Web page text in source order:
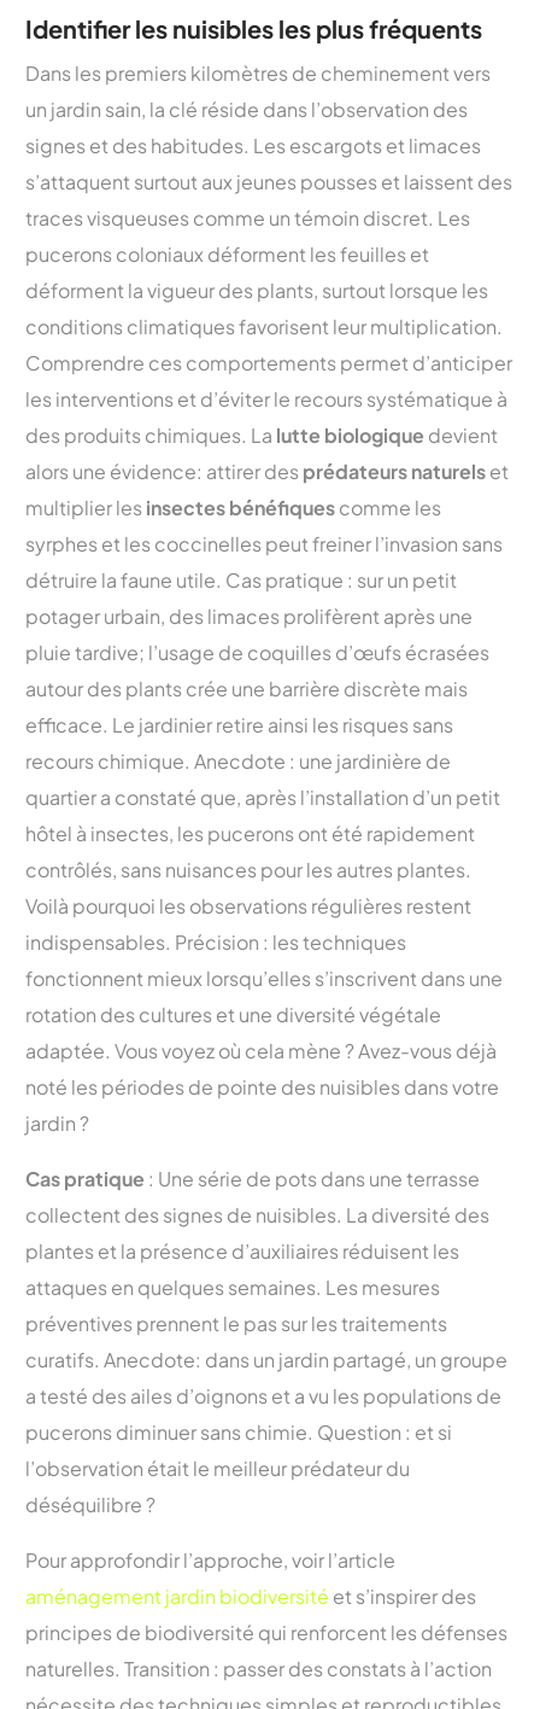
Identifier les nuisibles les plus fréquents
Dans les premiers kilomètres de cheminement vers
un jardin sain, la clé réside dans l’observation des
signes et des habitudes. Les escargots et limaces
s’attaquent surtout aux jeunes pousses et laissent des
traces visqueuses comme un témoin discret. Les
pucerons coloniaux déforment les feuilles et
déforment la vigueur des plants, surtout lorsque les
conditions climatiques favorisent leur multiplication.
Comprendre ces comportements permet d’anticiper
les interventions et d’éviter le recours systématique à
des produits chimiques. La lutte biologique devient
alors une évidence: attirer desprédateurs naturelset
multiplier lesinsectes bénéfiquescomme les
syrphes et les coccinelles peut freiner l’invasion sans
détruire la faune utile. Cas pratique : sur un petit
potager urbain, des limaces prolifèrent après une
pluie tardive; l’usage de coquilles d’œufs écrasées
autour des plants crée une barrière discrète mais
efficace. Le jardinier retire ainsi les risques sans
recours chimique. Anecdote : une jardinière de
quartier a constaté que, après l’installation d’un petit
hôtel à insectes, les pucerons ont été rapidement
contrôlés, sans nuisances pour les autres plantes.
Voilà pourquoi les observations régulières restent
indispensables. Précision : les techniques
fonctionnent mieux lorsqu’elles s’inscrivent dans une
rotation des cultures et une diversité végétale
adaptée. Vous voyez où cela mène ? Avez-vous déjà
noté les périodes de pointe des nuisibles dans votre
jardin ?
Cas pratique : Une série de pots dans une terrasse
collectent des signes de nuisibles. La diversité des
plantes et la présence d’auxiliaires réduisent les
attaques en quelques semaines. Les mesures
préventives prennent le pas sur les traitements
curatifs. Anecdote: dans un jardin partagé, un groupe
a testé des ailes d’oignons et a vu les populations de
pucerons diminuer sans chimie. Question : et si
l’observation était le meilleur prédateur du
déséquilibre ?
Pour approfondir l’approche, voir l’article
aménagement jardin biodiversité et s’inspirer des
principes de biodiversité qui renforcent les défenses
naturelles. Transition : passer des constats à l’action